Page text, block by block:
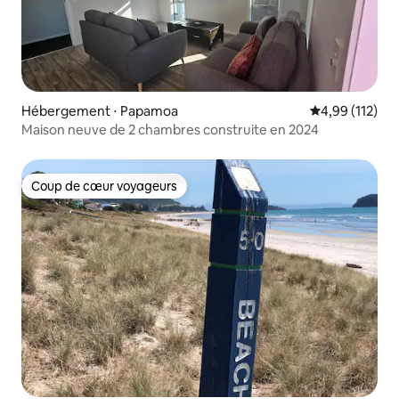
Hébergement ⋅ Papamoa Évaluation
4,99 (112)
Maison neuve de 2 chambres construite en 2024
Coup de cœur voyageurs
Coup de cœur voyageurs